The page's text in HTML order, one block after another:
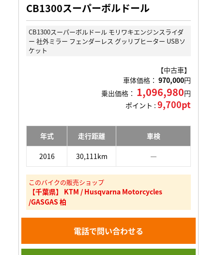
CB1300スーパーボルドール
CB1300スーパーボルドール モリワキエンジンスライダ
ー 社外ミラー フェンダーレス グッリプヒーター USBソ
ケット
【中古車】
車体価格： 970,000円
乗出価格： 1,096,980円
ポイント : 9,700pt
年式 走行距離 車検
2016 30,111km ―
このバイクの販売ショップ
【千葉県】 KTM / Husqvarna Motorcycles
/GASGAS 柏
電話で問い合わせる